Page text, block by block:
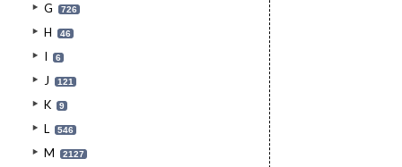
G 726
H 46
I 6
J 121
K 9
L 546
M 2127